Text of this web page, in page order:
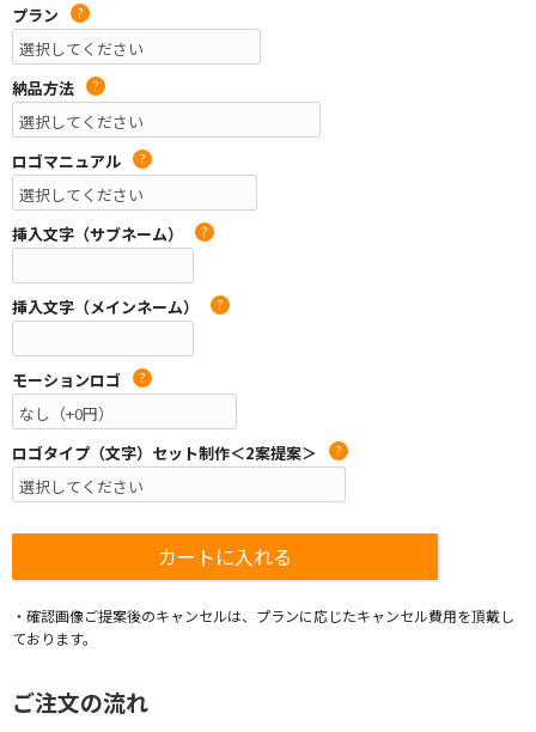
プラン
?
納品方法 ?
ロゴマニュアル ?
挿入文字（サブネーム） ?
挿入文字（メインネーム） ?
モーションロゴ ?
ロゴタイプ（文字）セット制作＜2案提案＞ ?
・確認画像ご提案後のキャンセルは、プランに応じたキャンセル費用を頂戴し
ております。
ご注文の流れ